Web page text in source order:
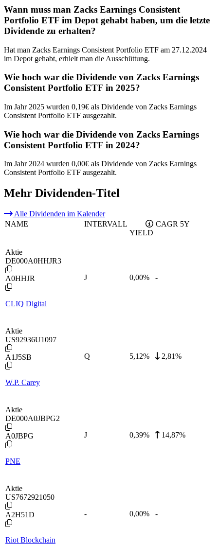
Wann muss man Zacks Earnings Consistent
Portfolio ETF im Depot gehabt haben, um die letzte
Dividende zu erhalten?
Hat man Zacks Earnings Consistent Portfolio ETF am 27.12.2024
im Depot gehabt, erhielt man die Ausschüttung.
Wie hoch war die Dividende von Zacks Earnings
Consistent Portfolio ETF in 2025?
Im Jahr 2025 wurden 0,19€ als Dividende von Zacks Earnings
Consistent Portfolio ETF ausgezahlt.
Wie hoch war die Dividende von Zacks Earnings
Consistent Portfolio ETF in 2024?
Im Jahr 2024 wurden 0,00€ als Dividende von Zacks Earnings
Consistent Portfolio ETF ausgezahlt.
Mehr Dividenden-Titel
Alle Dividenden im Kalender
NAME
INTERVALL
YIELD
CAGR 5Y
Aktie
DE000A0HHJR3
A0HHJR
CLIQ Digital
J 0,00% -
Aktie
US92936U1097
A1J5SB
W.P. Carey
Q 5,12% 2,81%
Aktie
DE000A0JBPG2
A0JBPG
PNE
J 0,39% 14,87%
Aktie
US7672921050
A2H51D
Riot Blockchain
- 0,00% -